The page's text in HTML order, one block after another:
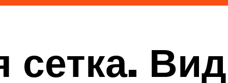
сетка.